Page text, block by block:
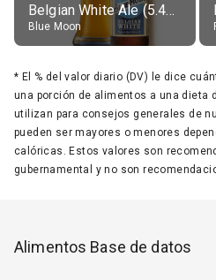
Belgian White Ale (5.4% alc.)
Blue Moon
* El % del valor diario (DV) le dice
una porción de alimentos a una dieta
utilizan para consejos generales de
pueden ser mayores o menores
calóricas. Estos valores son
gubernamental y no son
Alimentos Base de datos